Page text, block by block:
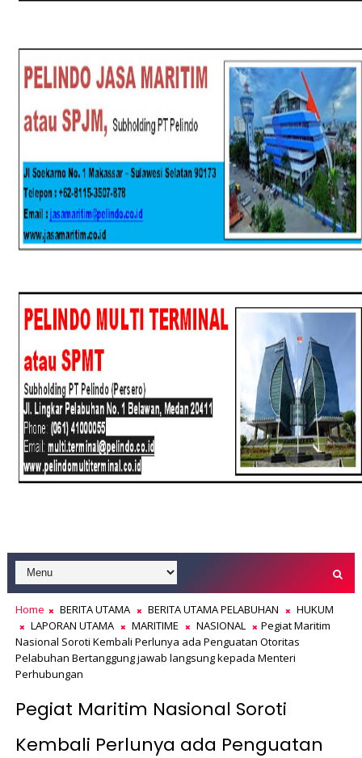
Home BERITA UTAMA BERITA UTAMA PELABUHAN
HUKUM
LAPORAN UTAMA
MARITIME NASIONAL
Pegiat Maritim
Nasional Soroti Kembali Perlunya ada Penguatan Otoritas
Pelabuhan Bertanggung jawab langsung kepada Menteri
Perhubungan
Pegiat Maritim Nasional Soroti
Kembali Perlunya ada Penguatan